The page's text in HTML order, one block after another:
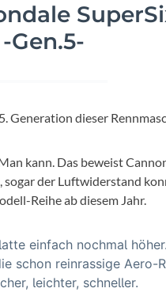
Kärcher
NC-17
Powerbar
-Gen.5-
Generation dieser
kann. Das beweist
der Luftwiderstand
Reihe ab diesem Jahr.
einfach nochmal
schon reinrassige Aero-
leichter, schneller.